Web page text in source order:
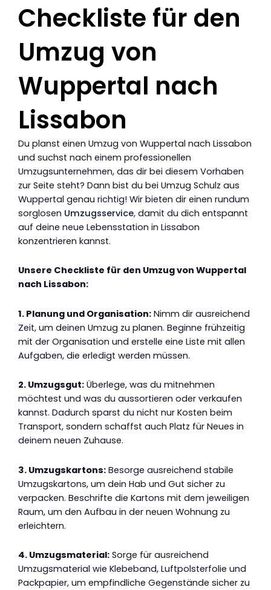
Checkliste für den
Umzug von
Wuppertal nach
Lissabon
Du planst einen Umzug von Wuppertal nach Lissabon
und suchst nach einem professionellen
Umzugsunternehmen, das dir bei diesem Vorhaben
zur Seite steht? Dann bist du bei Umzug Schulz aus
Wuppertal genau richtig! Wir bieten dir einen rundum
sorglosen Umzugsservice, damit du dich entspannt
auf deine neue Lebensstation in Lissabon
konzentrieren kannst.
Unsere Checkliste für den Umzug von Wuppertal
nach Lissabon:
1. Planung und Organisation: Nimm dir ausreichend
Zeit, um deinen Umzug zu planen. Beginne frühzeitig
mit der Organisation und erstelle eine Liste mit allen
Aufgaben, die erledigt werden müssen.
2. Umzugsgut: Überlege, was du mitnehmen
möchtest und was du aussortieren oder verkaufen
kannst. Dadurch sparst du nicht nur Kosten beim
Transport, sondern schaffst auch Platz für Neues in
deinem neuen Zuhause.
3. Umzugskartons: Besorge ausreichend stabile
Umzugskartons, um dein Hab und Gut sicher zu
verpacken. Beschrifte die Kartons mit dem jeweiligen
Raum, um den Aufbau in der neuen Wohnung zu
erleichtern.
4. Umzugsmaterial: Sorge für ausreichend
Umzugsmaterial wie Klebeband, Luftpolsterfolie und
Packpapier, um empfindliche Gegenstände sicher zu